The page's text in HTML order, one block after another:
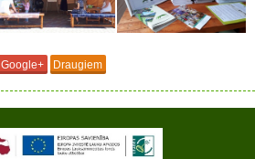
Google+ Draugiem